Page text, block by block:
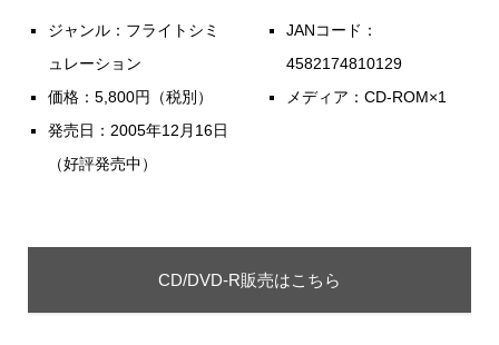
ジャンル：フライトシミ
ュレーション
価格：5,800円（税別）
発売日：2005年12月16日
（好評発売中）
JANコード：
4582174810129
メディア：CD-ROM×1
CD/DVD-R販売はこちら